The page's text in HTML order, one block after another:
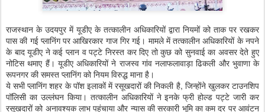
राजस्थान के उदयपुर में यूडीए के तत्कालीन अधिकारियों द्वारा नियमों को ताक पर रखकर
पास की गई प्लानिंग पर आखिरकार गाज गिर गई। मामले में तत्कालीन अधिकारियों के नपने
के बाद यूडीए ने कई प्लान व पट्टे निरस्त कर दिए तो कुछ को सुनवाई का अवसर देते हुए
नोटिस थमाए हैं। यूडीए अधिकारियों ने राजस्व गांव नलाफलावाड़ा ढिकली और भुवाणा के
रूपनगर की समस्त प्लानिंग को नियम विरुद्ध माना है।
ये सभी प्लानिंग शहर के पॉश इलाकों में रसूखदारों की निकली है, जिन्होंने खुलकर टाउनशिप
पॉलिसी का उल्लंघन किया। तत्कालीन अधिकारियों ने इनके फ्री होल्ड पट्टे जारी कर
रसूखदारों को अनावश्यक लाभ पहुंचाया और न्यास की सरकारी भूमि का कम दर पर आवंटन